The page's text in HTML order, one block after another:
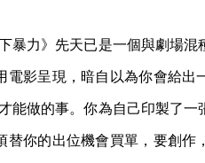
暴力》先天已是一個與劇場混
影呈現，暗自以為你會給出
做的事。你為自己印製了一
你的出位機會買單，要創作